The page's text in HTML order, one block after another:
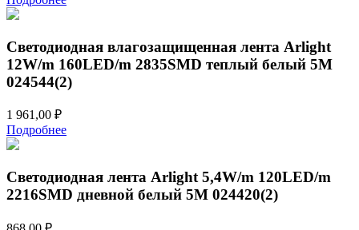
составляла
Светодиодная влагозащищенная лента Arlight
12W/m 160LED/m 2835SMD теплый белый 5M
024544(2)
1 961,00 ₽
Подробнее
Светодиодная лента Arlight 5,4W/m 120LED/m
2216SMD дневной белый 5M 024420(2)